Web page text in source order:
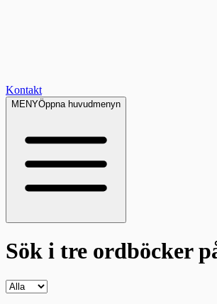
Kontakt
MENYÖppna huvudmenyn
Sök i tre ordböcker